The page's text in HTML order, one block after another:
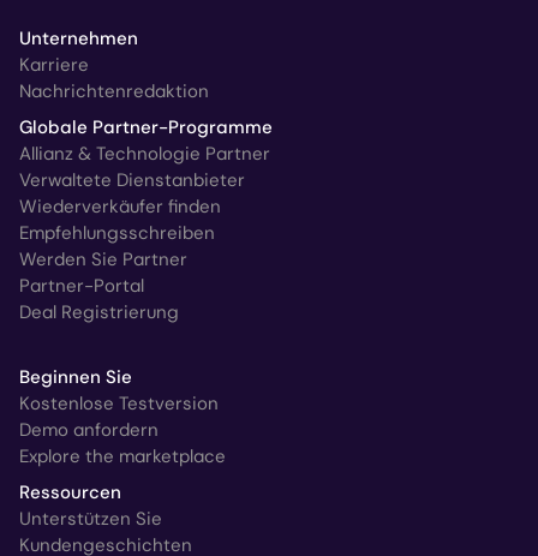
Unternehmen
Karriere
Nachrichtenredaktion
Globale Partner-Programme
Allianz & Technologie Partner
Verwaltete Dienstanbieter
Wiederverkäufer finden
Empfehlungsschreiben
Werden Sie Partner
Partner-Portal
Deal Registrierung
Beginnen Sie
Kostenlose Testversion
Demo anfordern
Explore the marketplace
Ressourcen
Unterstützen Sie
Kundengeschichten